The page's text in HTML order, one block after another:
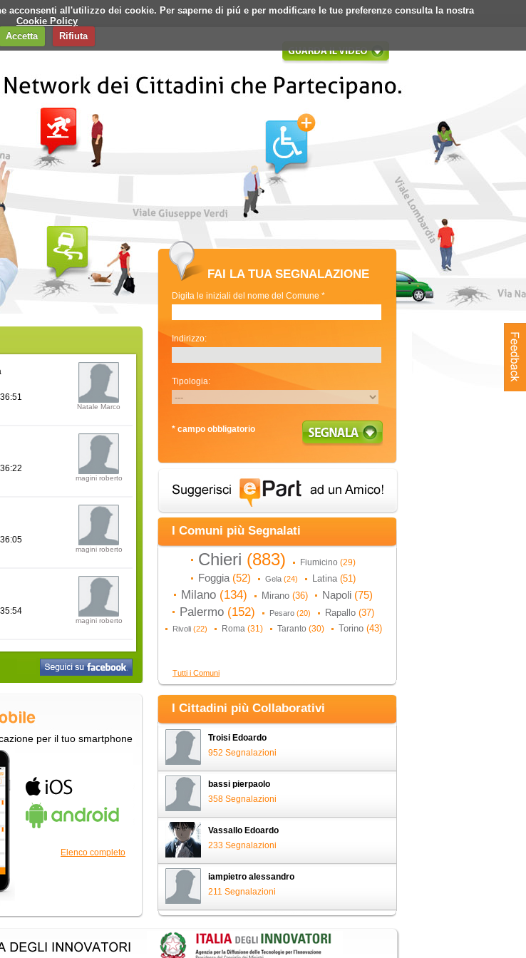
all'utilizzo dei cookie. Per saperne di piú e per modificare le tue preferenze consulta la nostra
Cookie Policy
Accetta
Rifiuta
Login Registrati
Natale Marco
magini roberto
magini roberto
magini roberto
per il tuo smartphone
Elenco completo
FAI LA TUA SEGNALAZIONE
Digita le iniziali del nome del Comune *
Indirizzo:
Tipologia:
* campo obbligatorio
I Comuni più Segnalati
Chieri (883) Fiumicino (29)
Foggia (52) Gela (24) Latina (51)
Milano (134) Mirano (36) Napoli (75)
Palermo (152) Pesaro (20) Rapallo (37)
Rivoli (22) Roma (31) Taranto (30) Torino (43)
Tutti i Comuni
I Cittadini più Collaborativi
Troisi Edoardo
952 Segnalazioni
bassi pierpaolo
358 Segnalazioni
Vassallo Edoardo
233 Segnalazioni
iampietro alessandro
211 Segnalazioni